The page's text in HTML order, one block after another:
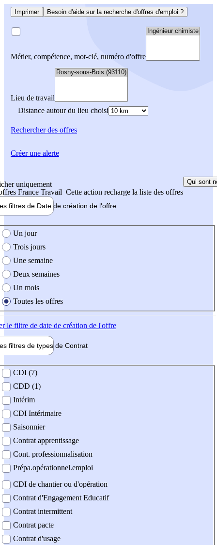
Imprimer Besoin d'aide sur la recherche d'offres d'emploi ?
Métier, compétence, mot-clé, numéro d'offre
Lieu de travail
Distance autour du lieu choisi
Rechercherdes offres
uniquement
France Travail Cette action recharge la liste des offres
Qui sont
filtres de Date de création de l'offre
création de l'offre
Un jour
Trois jours
Une semaine
Deux semaines
Un mois
Toutes les offres
le filtre de date de création de l'offre
filtres de types de Contrat
contrat
CDI (7)
CDD (1)
Intérim
CDI Intérimaire
Saisonnier
Contrat apprentissage
Cont. professionnalisation
Prépa.opérationnel.emploi
CDI de chantier ou d'opération
Contrat d'Engagement Educatif
Contrat intermittent
Contrat pacte
Contrat d'usage
Créer une alerte